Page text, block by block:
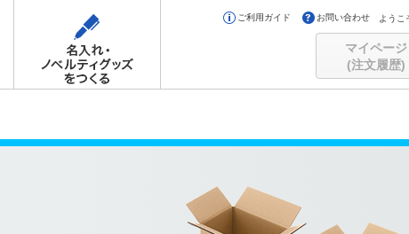
ご利用ガイド お問い合わせ ようこ
マイページ
(注文履歴)